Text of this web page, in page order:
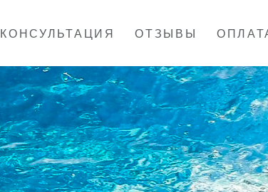
КОНСУЛЬТАЦИЯ ОТЗЫВЫ